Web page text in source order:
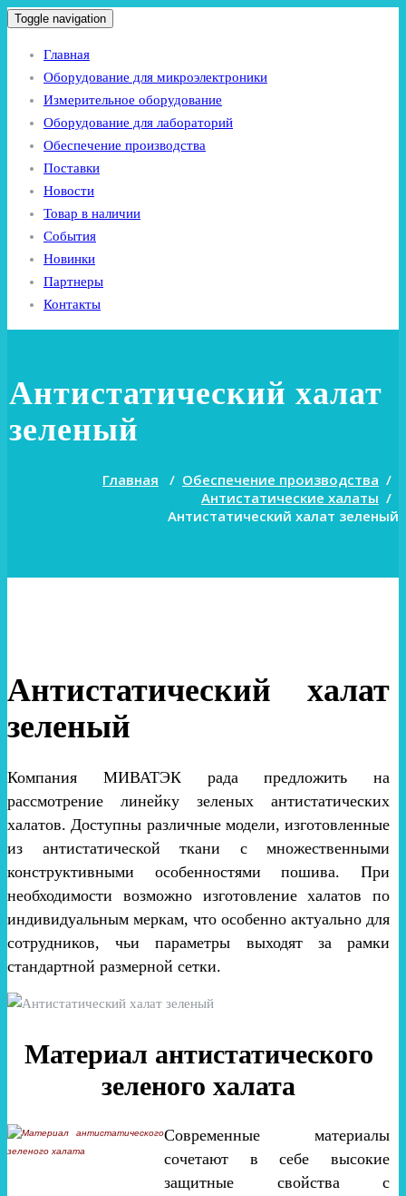
Toggle navigation
Главная
Оборудование для микроэлектроники
Измерительное оборудование
Оборудование для лабораторий
Обеспечение производства
Поставки
Новости
Товар в наличии
События
Новинки
Партнеры
Контакты
Антистатический халат
зеленый
Главная / Обеспечение производства /
Антистатические халаты /
Антистатический халат зеленый
Антистатический халат
зеленый
Компания МИВАТЭК рада предложить на
рассмотрение линейку зеленых антистатических
халатов. Доступны различные модели, изготовленные
из антистатической ткани с множественными
конструктивными особенностями пошива. При
необходимости возможно изготовление халатов по
индивидуальным меркам, что особенно актуально для
сотрудников, чьи параметры выходят за рамки
стандартной размерной сетки.
Материал антистатического
зеленого халата
Современные материалы
сочетают в себе высокие
защитные свойства с